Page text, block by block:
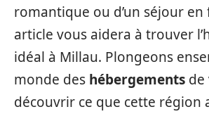
romantique ou d’un séjour en
article vous aidera à trouver
idéal à Millau. Plongeons
monde des hébergements de
découvrir ce que cette région